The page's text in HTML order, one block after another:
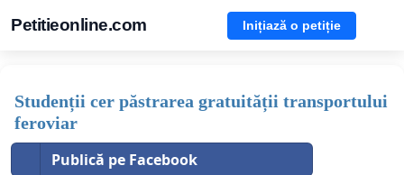
Petitieonline.com Inițiază o petiție
Studenții cer păstrarea gratuității transportului
feroviar
Publică pe Facebook